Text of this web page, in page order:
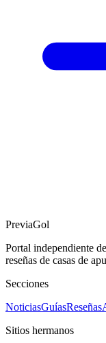
PreviaGol
Portal independiente
reseñas de casas de
Secciones
NoticiasGuíasReseñas
Sitios hermanos